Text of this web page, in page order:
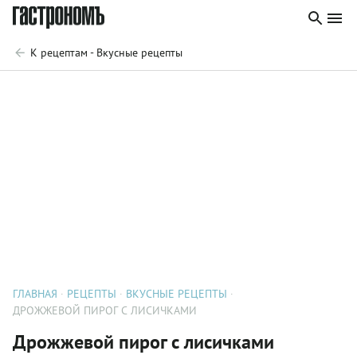
К рецептам - Вкусные рецепты
ГЛАВНАЯ РЕЦЕПТЫ
ВКУСНЫЕ РЕЦЕПТЫ
ДРОЖЖЕВОЙ ПИРОГ С ЛИСИЧКАМИ
Дрожжевой пирог с лисичками